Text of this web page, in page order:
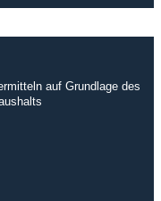
auf Grundlage des